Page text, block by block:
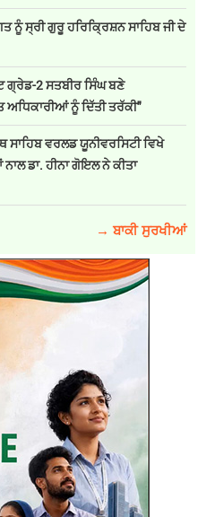
ਨੂੰ ਸ੍ਰੀ ਗੁਰੂ ਹਰਿਕ੍ਰਿਸ਼ਨ ਸਾਹਿਬ ਜੀ ਦੇ
ਗ੍ਰੇਡ-2 ਸਤਬੀਰ ਸਿੰਘ ਬਣੇ
ਅਧਿਕਾਰੀਆਂ ਨੂੰ ਦਿੱਤੀ ਤਰੱਕੀ"
ਸਾਹਿਬ ਵਰਲਡ ਯੂਨੀਵਰਸਿਟੀ ਵਿਖੇ
ਡਾ. ਹੀਨਾ ਗੋਇਲ ਨੇ ਕੀਤਾ
→ ਬਾਕੀ ਸੁਰਖੀਆਂ